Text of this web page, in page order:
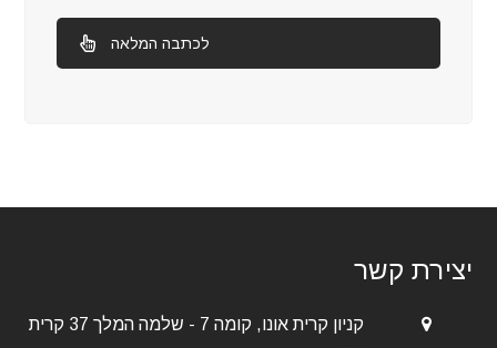
לכתבה המלאה
יצירת קשר
קניון קרית אונו, קומה 7 - שלמה המלך 37 קרית